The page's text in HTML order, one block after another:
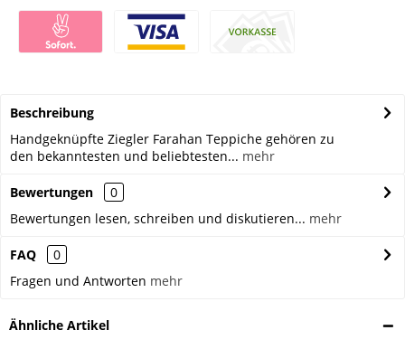
Beschreibung
Handgeknüpfte Ziegler Farahan Teppiche gehören zu
den bekanntesten und beliebtesten... mehr
Bewertungen
0
Bewertungen lesen, schreiben und diskutieren... mehr
FAQ
0
Fragen und Antworten mehr
Ähnliche Artikel